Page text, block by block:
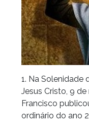
1. Na Solenidade
Jesus Cristo, 9
Francisco
ordinário do ano